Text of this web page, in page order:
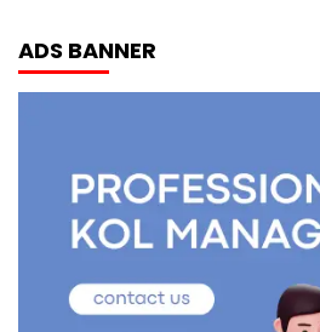
ADS BANNER